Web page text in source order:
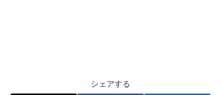
シェアする